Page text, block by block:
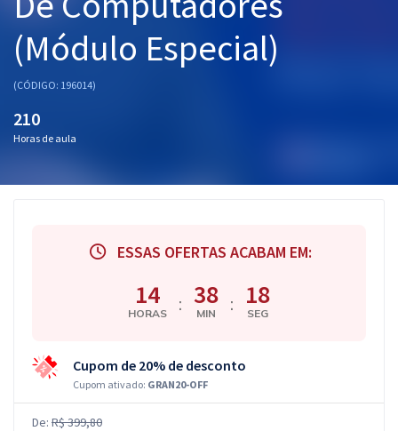
Conteúdo gratuito
Blog
(Módulo Especial)
(CÓDIGO: 196014)
210
Horas de aula
ESSAS OFERTAS ACABAM EM:
14
HORAS : 38
MIN : 17
SEG
Cupom de 20% de desconto
Cupom ativado: GRAN20-OFF
De: R$ 399,80